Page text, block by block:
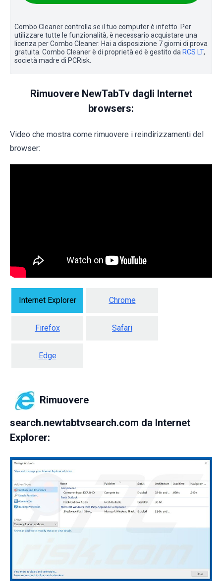
Combo Cleaner controlla se il tuo computer è infetto. Per
utilizzare tutte le funzionalità, è necessario acquistare una
licenza per Combo Cleaner. Hai a disposizione 7 giorni di prova
gratuita. Combo Cleaner è di proprietà ed è gestito da RCS LT,
società madre di PCRisk.
Rimuovere NewTabTv dagli Internet
browsers:
Video che mostra come rimuovere i reindirizzamenti del
browser:
Internet Explorer Chrome
Firefox Safari
Edge
Rimuovere
search.newtabtvsearch.com da Internet
Explorer: